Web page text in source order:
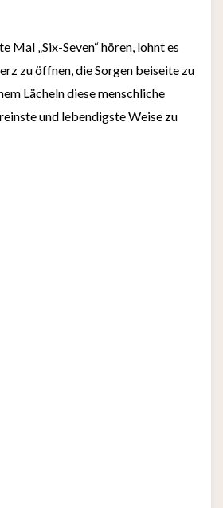
Mal „Six-Seven“ hören, lohnt es
zu öffnen, die Sorgen beiseite zu
Lächeln diese menschliche
und lebendigste Weise zu